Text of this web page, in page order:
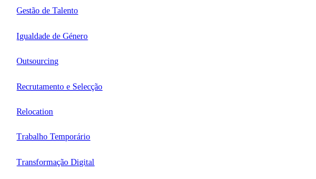
Gestão de Talento
Igualdade de Género
Outsourcing
Recrutamento e Selecção
Relocation
Trabalho Temporário
Transformação Digital